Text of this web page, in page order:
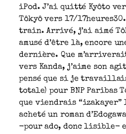
iPod. J’ai quitté Kyôto
Tôkyô vers 17/
train. Arrivé, j’ai aimé
amusé d’être là, encore
dernière. Que
vers Kanda, j’aime son
pensé que si je
totale) pour BNP Paribas
que viendrais
acheté un roman
-pour ado, donc lisible-